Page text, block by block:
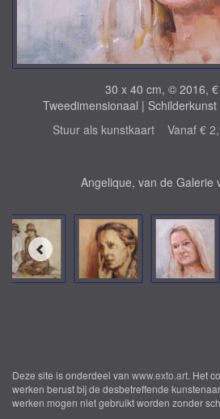
30 x 40 cm, © 2016,
Tweedimensionaal |
Stuur als kunstkaart Vanaf €
Angelique, van de Galerie
Deze site is onderdeel van www.exto.art. Het
werken berust bij de desbetreffende
werken mogen niet gebruikt worden zonder